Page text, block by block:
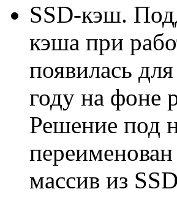
SSD-кэш.
кэша при
появилась
году на фоне
Решение под
переименован
массив из